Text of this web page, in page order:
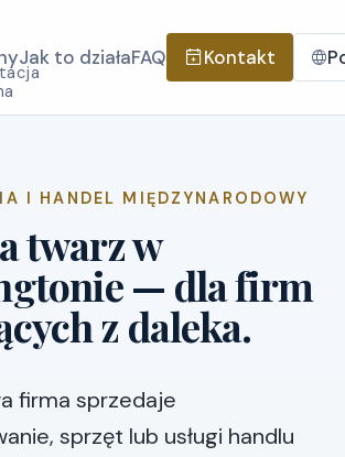
Jak to działaFAQ Kontakt
I HANDEL MIĘDZYNARODOWY
twarz w
— dla firm
z daleka.
firma sprzedaje
sprzęt lub usługi handlu